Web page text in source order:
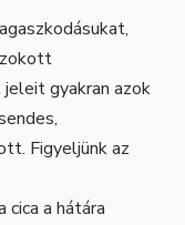
gyakran azok
Figyeljünk az
a hátára